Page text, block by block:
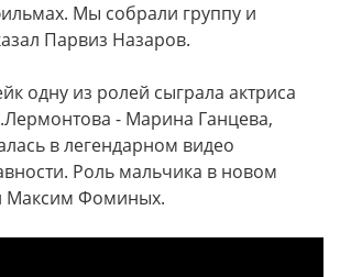
Мы собрали группу и
Парвиз Назаров.
одну из ролей сыграла актриса
- Марина Ганцева,
в легендарном видео
Роль мальчика в новом
Максим Фоминых.